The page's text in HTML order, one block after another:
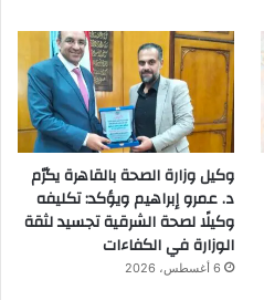
وكيل وزارة الصحة بالقاهرة يكرّم
د. عمرو إبراهيم ويؤكد: تكليفه
وكيلًا لصحة الشرقية تجسيد لثقة
الوزارة في الكفاءات
6 أغسطس، 2026